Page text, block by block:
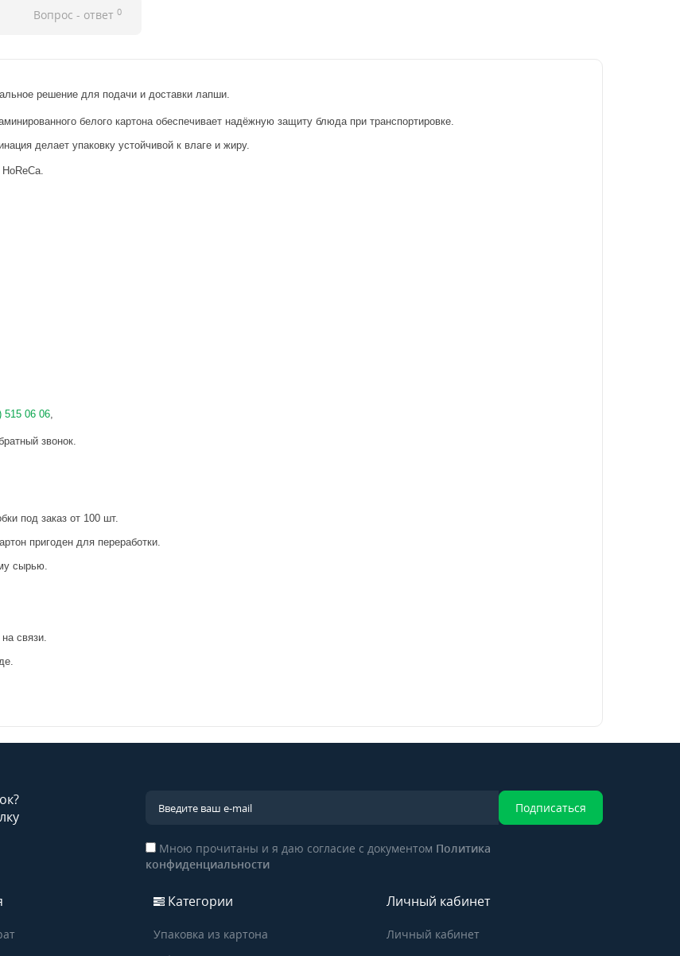
Вопрос - ответ 0
решение для подачи и доставки лапши.
белого картона обеспечивает надёжную защиту блюда при транспортировке.
делает упаковку устойчивой к влаге и жиру.
515 06 06
звонок.
под заказ от 100 шт.
пригоден для переработки.
сырью.
связи.
Подписаться
Мною прочитаны и я даю согласие с документом Политика
конфиденциальности
Категории
Упаковка из картона
Личный кабинет
Личный кабинет